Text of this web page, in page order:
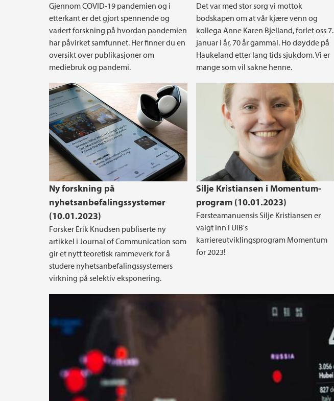
Gjennom COVID-19 pandemien og i
etterkant er det gjort spennende og
variert forskning på hvordan pandemien
har påvirket samfunnet. Her finner du en
oversikt over publikasjoner om
mediebruk og pandemi.
Det var med stor sorg vi mottok
bodskapen om at vår kjære venn og
kollega Anne Karen Bjelland, forlet oss 7.
januar i år, 70 år gammal. Ho døydde på
Haukeland etter lang tids sjukdom. Vi er
mange som vil sakne henne.
Ny forskning på
nyhetsanbefalingssystemer
(10.01.2023)
Forsker Erik Knudsen publiserte ny
artikkel i Journal of Communication som
gir et nytt teoretisk rammeverk for å
studere nyhetsanbefalingssystemers
virkning på selektiv eksponering.
Silje Kristiansen i Momentum-
program (10.01.2023)
Førsteamanuensis Silje Kristiansen er
valgt inn i UiB's
karriereutviklingsprogram Momentum
for 2023!